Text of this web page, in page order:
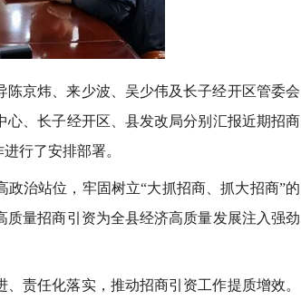
京炜、来少波、吴少伟及长子经开区管委会
、长子经开区、县发改局分别汇报近期招商
行了安排部署。
治站位，牢固树立“大抓招商、抓大招商”的
量招商引资为全县经济高质量发展注入强劲
责任化落实，推动招商引资工作提质增效。